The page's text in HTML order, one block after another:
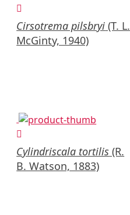
Cirsotrema pilsbryi (T. L.
McGinty, 1940)
Cylindriscala tortilis (R.
B. Watson, 1883)